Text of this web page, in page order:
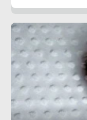
صادر کرد
گرفته و
سلاح کامل
به دلیل کمک
پاسخ
کرد